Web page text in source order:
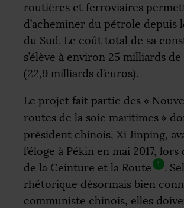
routières et ferroviaires
d’acheminer du pétrole depuis
du Sud. Le coût total de sa
s’élève à environ 25 milliards
(22,9 milliards d’euros).
Le projet fait partie des «
routes de la soie maritimes »
président chinois, Xi Jinping,
l’éloge à Pékin en mai 2017,
de la Ceinture et la Route
1
.
rhétorique désormais bien
communiste chinois, elles